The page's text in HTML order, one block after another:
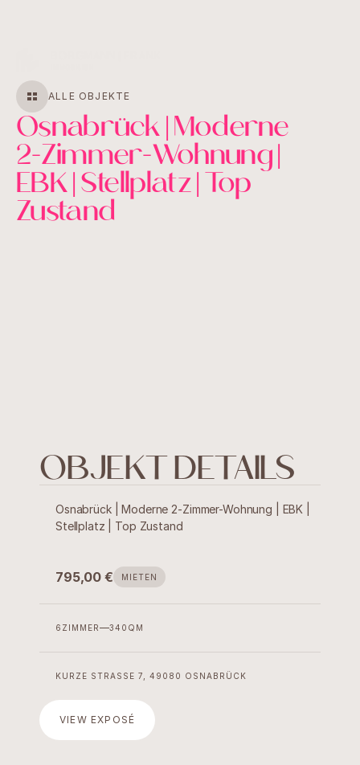
ALLE OBJEKTE
Osnabrück | Moderne
2-Zimmer-Wohnung |
EBK | Stellplatz | Top
Zustand
OBJEKT DETAILS
Osnabrück | Moderne 2-Zimmer-Wohnung | EBK |
Stellplatz | Top Zustand
795,00 € MIETEN
6 ZIMMER 340 QM
KURZE STRASSE 7, 49080 OSNABRÜCK
VIEW EXPOSÉ
Verwaltung
Projekte
Verkauf